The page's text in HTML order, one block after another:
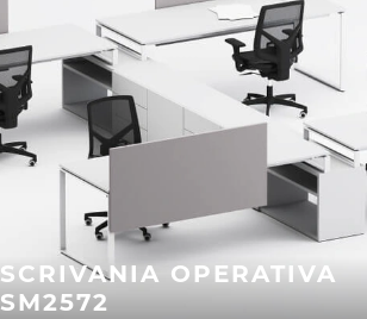
SCRIVANIA OPERATIVA
SM2572